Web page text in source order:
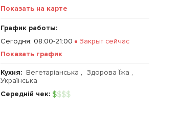
Показать на карте
График работы:
Сегодня: 08:00-21:00
Закрыт сейчас
Показать график
Кухня: Вегетаріанська , Здорова Їжа ,
Українська
Середній чек: $$$$